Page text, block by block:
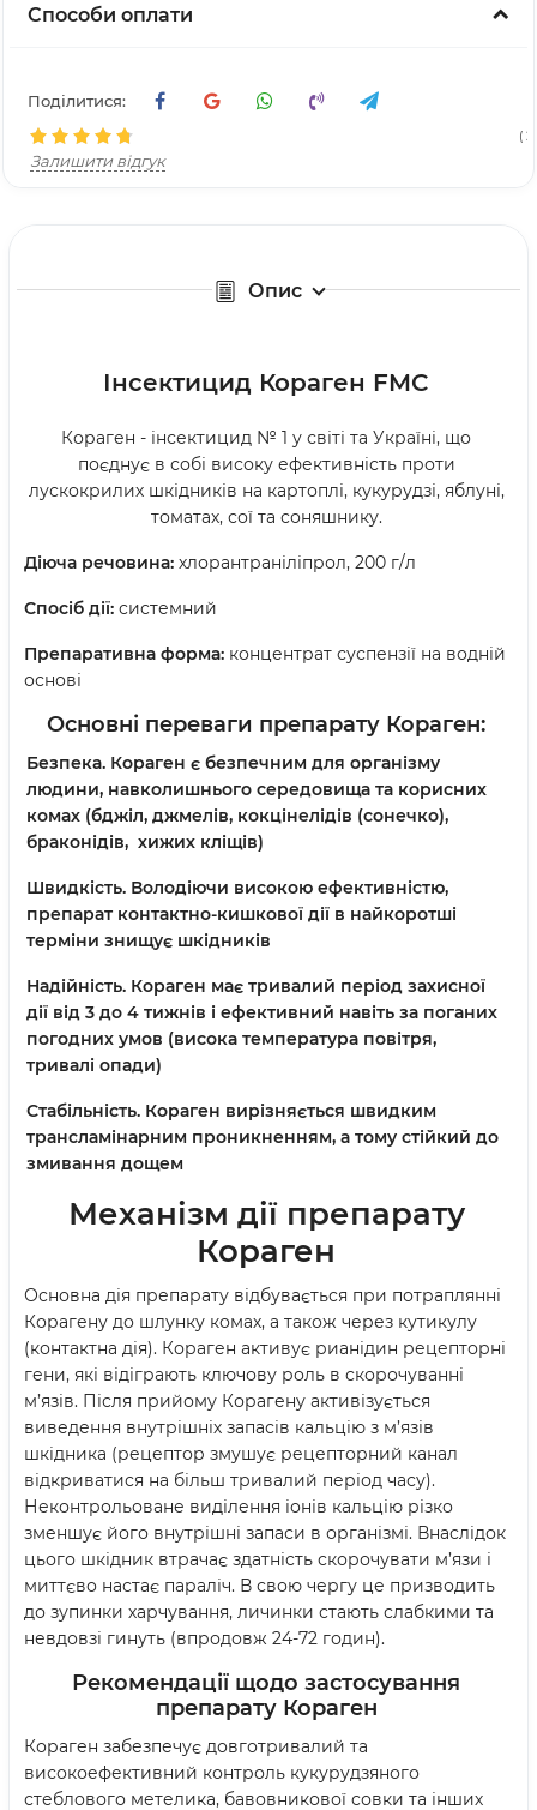
Способи оплати
Поділитися:
(
Залишити відгук
Опис
Інсектицид Кораген FMC
Кораген - інсектицид № 1 у світі та Україні, що
поєднує в собі високу ефективність проти
лускокрилих шкідників на картоплі, кукурудзі, яблуні,
томатах, сої та соняшнику.
Діюча речовина: хлорантраніліпрол, 200 г/л
Спосіб дії: системний
Препаративна форма: концентрат суспензії на водній
основі
Основні переваги препарату Кораген:
Безпека. Кораген є безпечним для організму
людини, навколишнього середовища та корисних
комах (бджіл, джмелів, кокцінелідів (сонечко),
браконідів, хижих кліщів)
Швидкість. Володіючи високою ефективністю,
препарат контактно-кишкової дії в найкоротші
терміни знищує шкідників
Надійність. Кораген має тривалий період захисної
дії від 3 до 4 тижнів і ефективний навіть за поганих
погодних умов (висока температура повітря,
тривалі опади)
Стабільність. Кораген вирізняється швидким
трансламінарним проникненням, а тому стійкий до
змивання дощем
Механізм дії препарату
Кораген
Основна дія препарату відбувається при потраплянні
Корагену до шлунку комах, а також через кутикулу
(контактна дія). Кораген активує рианідин рецепторні
гени, які відіграють ключову роль в скорочуванні
м’язів. Після прийому Корагену активізується
виведення внутрішніх запасів кальцію з м’язів
шкідника (рецептор змушує рецепторний канал
відкриватися на більш тривалий період часу).
Неконтрольоване виділення іонів кальцію різко
зменшує його внутрішні запаси в організмі. Внаслідок
цього шкідник втрачає здатність скорочувати м’язи і
миттєво настає параліч. В свою чергу це призводить
до зупинки харчування, личинки стають слабкими та
невдовзі гинуть (впродовж 24-72 годин).
Рекомендації щодо застосування
препарату Кораген
Кораген забезпечує довготривалий та
високоефективний контроль кукурудзяного
стеблового метелика, бавовникової совки та інших